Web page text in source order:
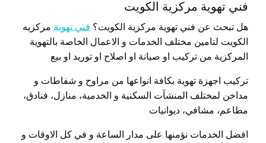
فني تهوية مركزية الكويت
هل تبحث عن فني تهوية مركزية الكويت؟ فني تهوية مركزيه
الكويت لتامين مختلف الخدمات و الاعمال الخاصة بالتهوية
المركزية من تركيب او صيانة او اصلاح او توريد او بيع
تركيب اجهزة تهوية بكافة انواعها من مراوح و شفاطات و
مداخن لمختلف المنشآت السكنية و الخدمية، منازل، فنادق،
مطاعم، مشافي، ديوانيات
افضل الخدمات نؤمنها على مدار الساعة و في كل الاوقات و